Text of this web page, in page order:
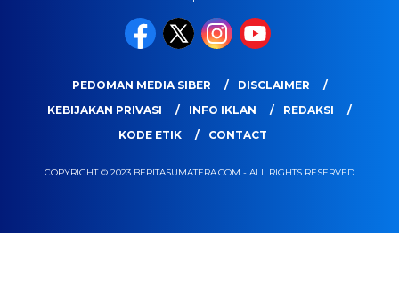
PEDOMAN MEDIA SIBER
DISCLAIMER
KEBIJAKAN PRIVASI
INFO IKLAN
REDAKSI
KODE ETIK
CONTACT
COPYRIGHT © 2023 BERITASUMATERA.COM - ALL RIGHTS RESERVED